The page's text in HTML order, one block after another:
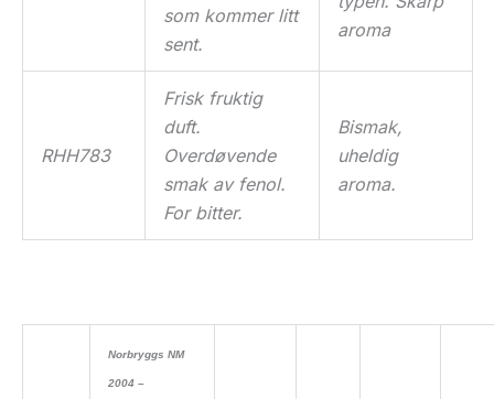
som kommer litt
sent.
aroma
RHH783
Frisk fruktig
duft.
Overdøvende
smak av fenol.
For bitter.
Bismak,
uheldig
aroma.
Norbryggs NM
2004 –